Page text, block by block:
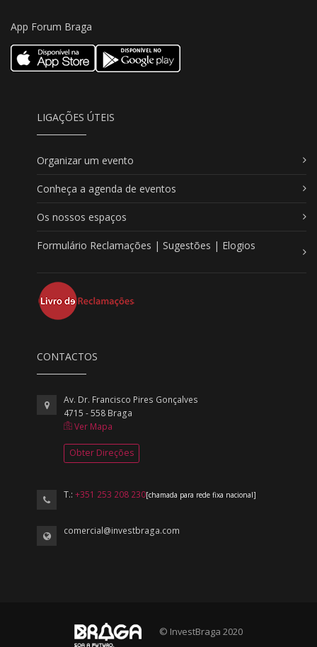
App Forum Braga
LIGAÇÕES ÚTEIS
Organizar um evento
Conheça a agenda de eventos
Os nossos espaços
Formulário Reclamações | Sugestões | Elogios
CONTACTOS
Av. Dr. Francisco Pires Gonçalves
4715 - 558 Braga
Ver Mapa
Obter Direções
T.:+351 253 208 230[chamada para rede fixa nacional]
comercial@investbraga.com
© InvestBraga 2020